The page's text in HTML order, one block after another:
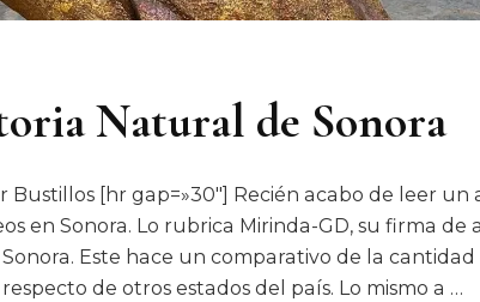
Natural de Sonora
Bustillos [hr gap=»30″] Recién acabo de leer un
en Sonora. Lo rubrica Mirinda-GD, su firma de
Este hace un comparativo de la cantidad
de otros estados del país. Lo mismo a …